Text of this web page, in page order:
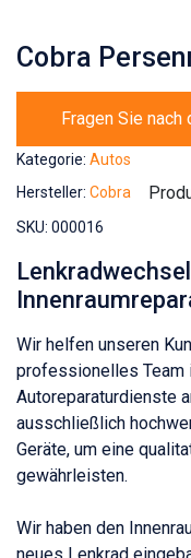
Cobra
Fragen Sie
Kategorie: Autos
Hersteller: Cobra
SKU: 000016
Wir helfen unseren
professionelles Team
Autoreparaturdienste
ausschließlich
Geräte, um eine
gewährleisten.
Wir haben den